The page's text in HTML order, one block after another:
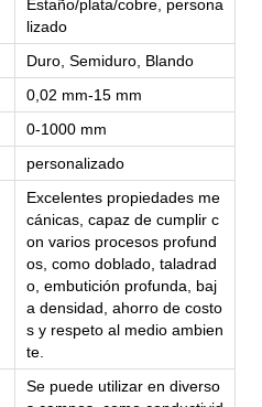
Estaño/plata/cobre, persona
lizado
Duro, Semiduro, Blando
0,02 mm-15 mm
0-1000 mm
personalizado
Excelentes propiedades me
cánicas, capaz de cumplir c
on varios procesos profund
os, como doblado, taladrad
o, embutición profunda, baj
a densidad, ahorro de costo
s y respeto al medio ambien
te.
Se puede utilizar en diverso